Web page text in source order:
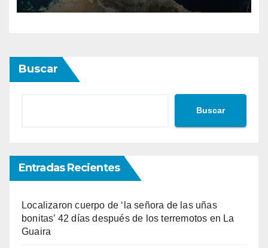
Buscar
Buscar
Entradas Recientes
Localizaron cuerpo de ‘la señora de las uñas
bonitas’ 42 días después de los terremotos en La
Guaira